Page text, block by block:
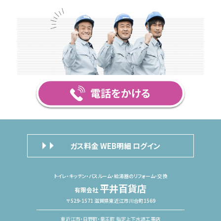
ガス料金 WEB明細 ログイン
トイレ・キッチン・バスルーム・給湯器のリフォーム・交換
有限会社 平井百貨店
〒529-1571 滋賀県東近江市川合町1569
東近江市・日野町・竜王町 指定上下水道工事店